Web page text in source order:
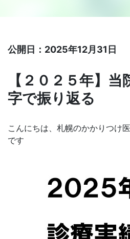
公開日：2025年12月31日
【２０２５年】
字で振り返る
こんにちは、札幌のかかりつけ
です